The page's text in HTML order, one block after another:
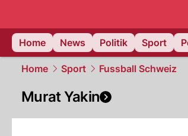
Home
News Politik Sport
Home Sport Fussball Schweiz
Murat Yakin